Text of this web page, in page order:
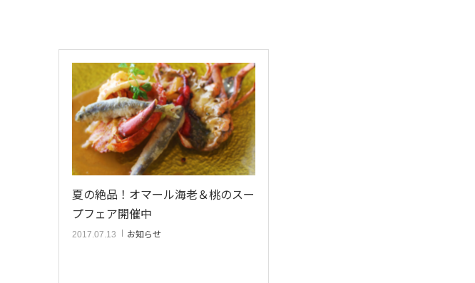
夏の絶品！オマール海老＆桃のスー
プフェア開催中
2017.07.13 お知らせ